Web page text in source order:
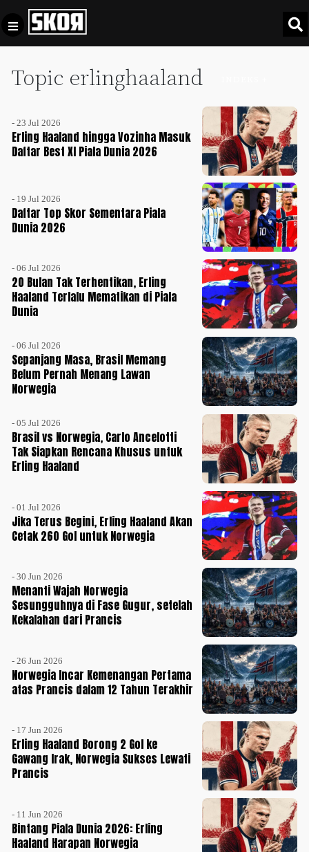
Topic erlinghaaland
- 23 Jul 2026
Erling Haaland hingga Vozinha Masuk
Daftar Best XI Piala Dunia 2026
- 19 Jul 2026
Daftar Top Skor Sementara Piala
Dunia 2026
- 06 Jul 2026
20 Bulan Tak Terhentikan, Erling
Haaland Terlalu Mematikan di Piala
Dunia
- 06 Jul 2026
Sepanjang Masa, Brasil Memang
Belum Pernah Menang Lawan
Norwegia
- 05 Jul 2026
Brasil vs Norwegia, Carlo Ancelotti
Tak Siapkan Rencana Khusus untuk
Erling Haaland
- 01 Jul 2026
Jika Terus Begini, Erling Haaland Akan
Cetak 260 Gol untuk Norwegia
- 30 Jun 2026
Menanti Wajah Norwegia
Sesungguhnya di Fase Gugur, setelah
Kekalahan dari Prancis
- 26 Jun 2026
Norwegia Incar Kemenangan Pertama
atas Prancis dalam 12 Tahun Terakhir
- 17 Jun 2026
Erling Haaland Borong 2 Gol ke
Gawang Irak, Norwegia Sukses Lewati
Prancis
- 11 Jun 2026
Bintang Piala Dunia 2026: Erling
Haaland Harapan Norwegia
Football +
Culture
Timnas
Indonesia
SPECIAL
Video
Privacy
Pedoman
Pemberitaan
Media
Disclaimer
Tentang